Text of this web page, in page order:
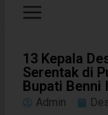
13 Kepala
Serentak di
Bupati Benni
Admin